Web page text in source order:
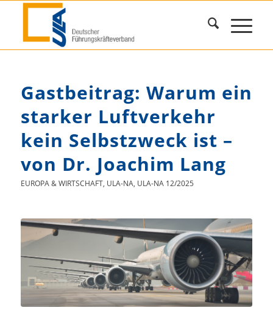
Gastbeitrag: Warum ein
starker Luftverkehr
kein Selbstzweck ist –
von Dr. Joachim Lang
EUROPA & WIRTSCHAFT, ULA-NA, ULA-NA 12/2025